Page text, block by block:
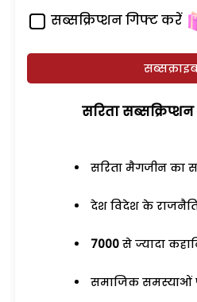
सब्सक्रिप्शन गिफ्ट करें
सरिता
सरिता मैगजीन का
देश विदेश के
7000 से ज्यादा
समाजिक समस्याओं